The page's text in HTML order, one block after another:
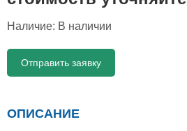
Наличие: В наличии
Отправить заявку
ОПИСАНИЕ